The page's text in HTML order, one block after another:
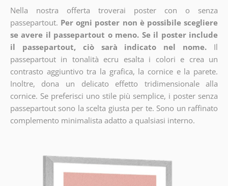
Nella nostra offerta troverai poster con o senza
passepartout. Per ogni poster non è possibile scegliere
se avere il passepartout o meno. Se il poster include
il passepartout, ciò sarà indicato nel nome.
Il
passepartout in tonalità ecru esalta i colori e crea un
contrasto aggiuntivo tra la grafica, la cornice e la parete.
Inoltre, dona un delicato effetto tridimensionale alla
cornice. Se preferisci uno stile più semplice, i poster senza
passepartout sono la scelta giusta per te. Sono un raffinato
complemento minimalista adatto a qualsiasi interno.